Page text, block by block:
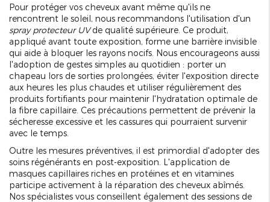
Pour protéger vos cheveux avant même qu'ils ne
rencontrent le soleil, nous recommandons l'utilisation d'un
spray protecteur UVde qualité supérieure. Ce produit,
appliqué avant toute exposition, forme une barrière invisible
qui aide à bloquer les rayons nocifs. Nous encourageons aussi
l'adoption de gestes simples au quotidien : porter un
chapeau lors de sorties prolongées, éviter l'exposition directe
aux heures les plus chaudes et utiliser régulièrement des
produits fortifiants pour maintenir l'hydratation optimale de
la fibre capillaire. Ces précautions permettent de prévenir la
sécheresse excessive et les cassures qui pourraient survenir
avec le temps.
Outre les mesures préventives, il est primordial d'adopter des
soins régénérants en post-exposition. L'application de
masques capillaires riches en protéines et en vitamines
participe activement à la réparation des cheveux abîmés.
Nos spécialistes vous conseillent également des sessions de